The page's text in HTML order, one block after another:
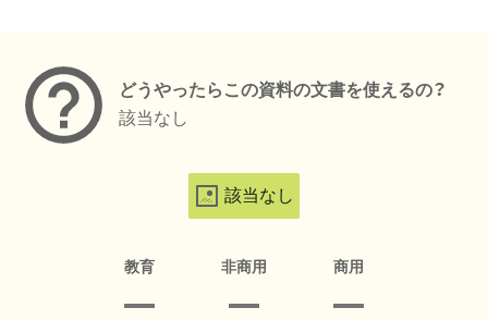
どうやったらこの資料の文書を使えるの？
該当なし
該当なし
教育 非商用 商用